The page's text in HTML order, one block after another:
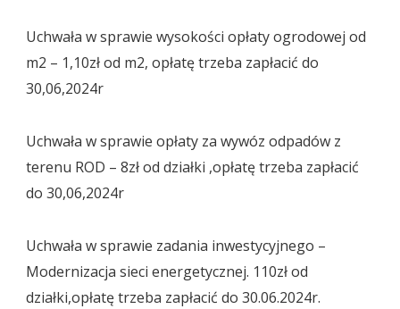
Uchwała w sprawie wysokości opłaty ogrodowej od
m2 – 1,10zł od m2, opłatę trzeba zapłacić do
30,06,2024r
Uchwała w sprawie opłaty za wywóz odpadów z
terenu ROD – 8zł od działki ,opłatę trzeba zapłacić
do 30,06,2024r
Uchwała w sprawie zadania inwestycyjnego –
Modernizacja sieci energetycznej. 110zł od
działki,opłatę trzeba zapłacić do 30.06.2024r.